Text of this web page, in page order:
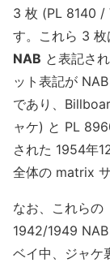
3 枚 (PL 8140 /
す。これら 3
NAB と表記さ
ット表記が
であり、
ャケ) と PL
された 1954年
全体の matrix
なお、これらの
1942/1949
ベイ中、ジャケ